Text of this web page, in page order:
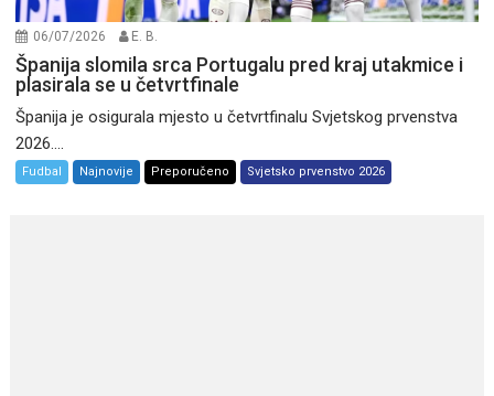
06/07/2026 E. B.
Španija slomila srca Portugalu pred kraj utakmice i
plasirala se u četvrtfinale
Španija je osigurala mjesto u četvrtfinalu Svjetskog prvenstva
2026....
Fudbal Najnovije Preporučeno Svjetsko prvenstvo 2026